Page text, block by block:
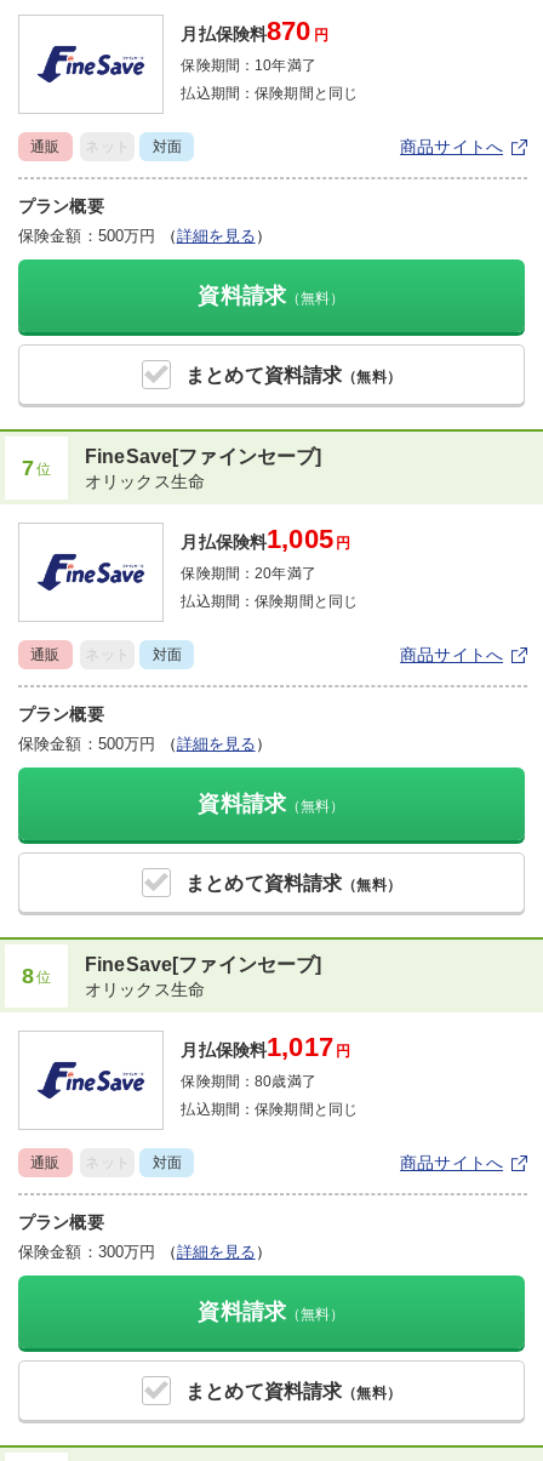
まとめて資料請求 （無料）
資料請求 （無料）
月払保険料870 円
保険期間： 10年満了
払込期間：保険期間と同じ
通販 ネット 対面 商品サイトへ
プラン概要
保険金額：500万円 （詳細を見る ）
7位
まとめて資料請求 （無料）
FineSave[ファインセーブ]
オリックス生命
資料請求 （無料）
月払保険料1,005 円
保険期間：20年満了
払込期間：保険期間と同じ
通販 ネット 対面 商品サイトへ
プラン概要
保険金額：500万円 （詳細を見る ）
8位
まとめて資料請求 （無料）
FineSave[ファインセーブ]
オリックス生命
資料請求 （無料）
月払保険料1,017 円
保険期間：80歳満了
払込期間：保険期間と同じ
通販 ネット 対面 商品サイトへ
プラン概要
保険金額：300万円 （詳細を見る ）